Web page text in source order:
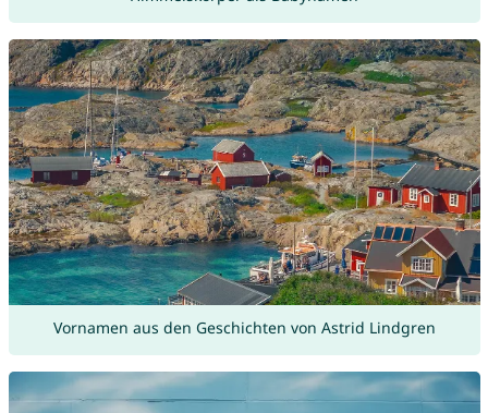
Vornamen aus den Geschichten von Astrid Lindgren